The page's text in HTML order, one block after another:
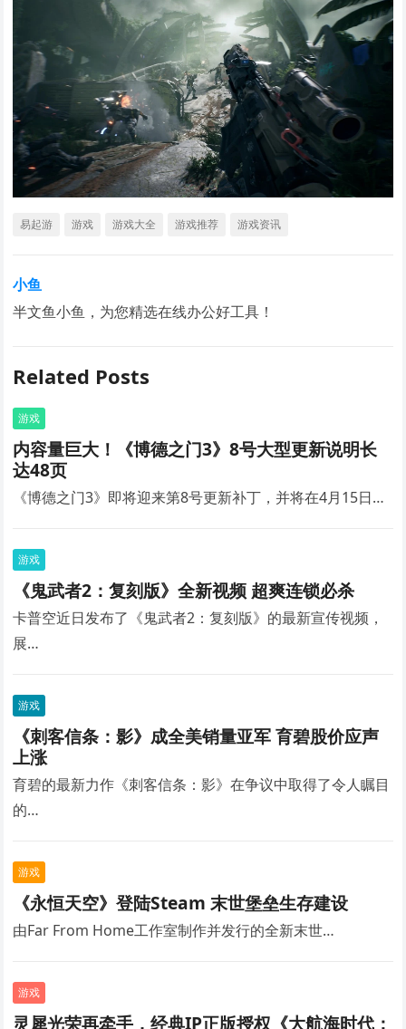
易起游 游戏 游戏大全 游戏推荐 游戏资讯
小鱼
半文鱼小鱼，为您精选在线办公好工具！
Related Posts
游戏
内容量巨大！《博德之门3》8号大型更新说明长
达48页
《博德之门3》即将迎来第8号更新补丁，并将在4月15日…
游戏
《鬼武者2：复刻版》全新视频 超爽连锁必杀
卡普空近日发布了《鬼武者2：复刻版》的最新宣传视频，
展…
游戏
《刺客信条：影》成全美销量亚军 育碧股价应声
上涨
育碧的最新力作《刺客信条：影》在争议中取得了令人瞩目
的…
游戏
《永恒天空》登陆Steam 末世堡垒生存建设
由Far From Home工作室制作并发行的全新末世…
游戏
灵犀光荣再牵手，经典IP正版授权《大航海时代：